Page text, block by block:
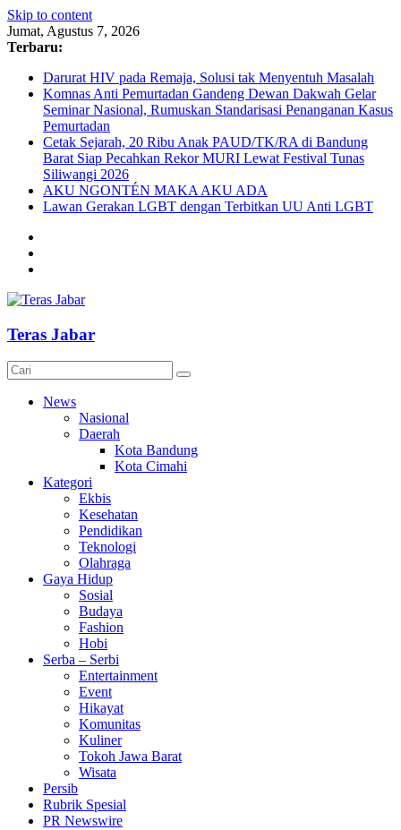
Skip to content
Jumat, Agustus 7, 2026
Terbaru:
Darurat HIV pada Remaja, Solusi tak Menyentuh Masalah
Komnas Anti Pemurtadan Gandeng Dewan Dakwah Gelar
Seminar Nasional, Rumuskan Standarisasi Penanganan Kasus
Pemurtadan
Cetak Sejarah, 20 Ribu Anak PAUD/TK/RA di Bandung
Barat Siap Pecahkan Rekor MURI Lewat Festival Tunas
Siliwangi 2026
AKU NGONTÉN MAKA AKU ADA
Lawan Gerakan LGBT dengan Terbitkan UU Anti LGBT
Teras Jabar
News
Nasional
Daerah
Kota Bandung
Kota Cimahi
Kategori
Ekbis
Kesehatan
Pendidikan
Teknologi
Olahraga
Gaya Hidup
Sosial
Budaya
Fashion
Hobi
Serba – Serbi
Entertainment
Event
Hikayat
Komunitas
Kuliner
Tokoh Jawa Barat
Wisata
Persib
Rubrik Spesial
PR Newswire